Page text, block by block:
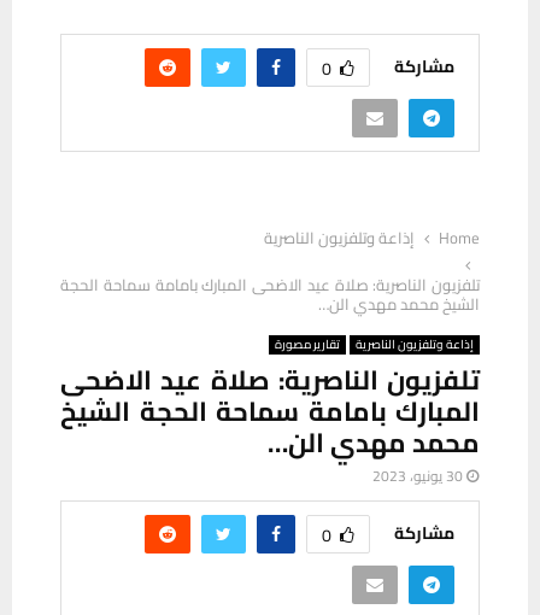
مشاركة 0
Home
إذاعة وتلفزيون الناصرية
تلفزيون الناصرية: صلاة عيد الاضحى المبارك بامامة سماحة الحجة
الشيخ محمد مهدي الن…
إذاعة وتلفزيون الناصرية تقارير مصورة
تلفزيون الناصرية: صلاة عيد الاضحى
المبارك بامامة سماحة الحجة الشيخ
محمد مهدي الن…
30 يونيو، 2023
مشاركة 0